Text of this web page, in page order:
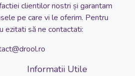
clientilor nostri și garantam
pe care vi le oferim. Pentru
ezitati să ne contactati:
Informatii Utile